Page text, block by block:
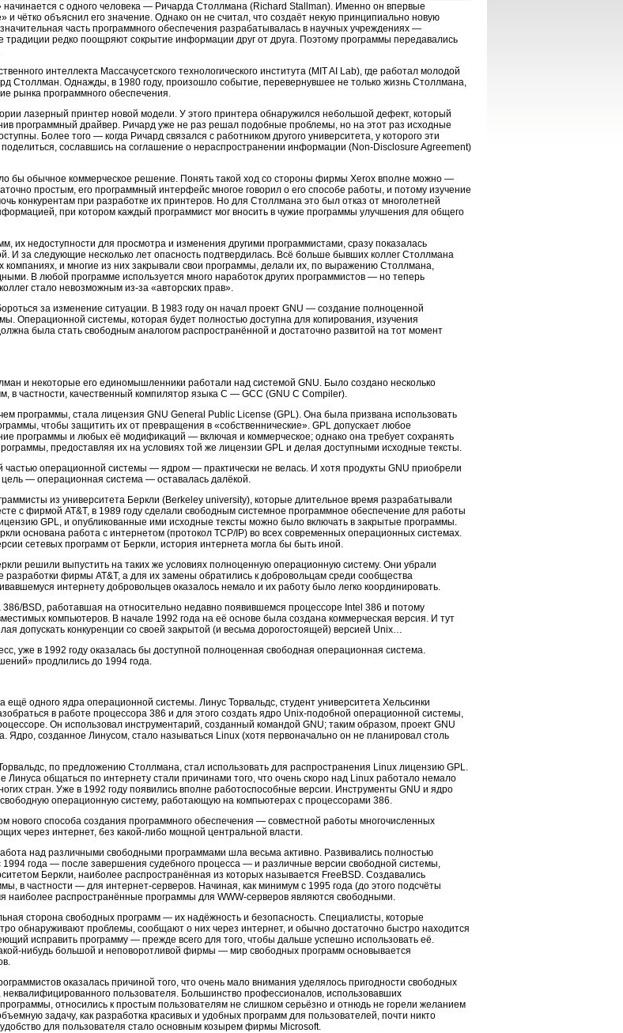
с одного человека — Ричарда Столлмана (Richard Stallman). Именно он впервые
и чётко объяснил его значение. Однако он не считал, что создаёт некую принципиально новую
значительная часть программного обеспечения разрабатывалась в научных учреждениях —
традиции редко поощряют сокрытие информации друг от друга. Поэтому программы передавались
интеллекта Массачусетского технологического института (MIT AI Lab), где работал молодой
Столлман. Однажды, в 1980 году, произошло событие, перевернувшее не только жизнь Столлмана,
рынка программного обеспечения.
лазерный принтер новой модели. У этого принтера обнаружился небольшой дефект, который
программный драйвер. Ричард уже не раз решал подобные проблемы, но на этот раз исходные
Более того — когда Ричард связался с работником другого университета, у которого эти
сославшись на соглашение о нераспространении информации (Non-Disclosure Agreement)
бы обычное коммерческое решение. Понять такой ход со стороны фирмы Xerox вполне можно —
простым, его программный интерфейс многое говорил о его способе работы, и потому изучение
конкурентам при разработке их принтеров. Но для Столлмана это был отказ от многолетней
при котором каждый программист мог вносить в чужие программы улучшения для общего
их недоступности для просмотра и изменения другими программистами, сразу показалась
И за следующие несколько лет опасность подтвердилась. Всё больше бывших коллег Столлмана
компаниях, и многие из них закрывали свои программы, делали их, по выражению Столлмана,
В любой программе используется много наработок других программистов — но теперь
стало невозможным из-за «авторских прав».
за изменение ситуации. В 1983 году он начал проект GNU — создание полноценной
Операционной системы, которая будет полностью доступна для копирования, изучения
была стать свободным аналогом распространённой и достаточно развитой на тот момент
и некоторые его единомышленники работали над системой GNU. Было создано несколько
в частности, качественный компилятор языка C — GCC (GNU C Compiler).
программы, стала лицензия GNU General Public License (GPL). Она была призвана использовать
чтобы защитить их от превращения в «собственнические». GPL допускает любое
программы и любых её модификаций — включая и коммерческое; однако она требует сохранять
предоставляя их на условиях той же лицензии GPL и делая доступными исходные тексты.
частью операционной системы — ядром — практически не велась. И хотя продукты GNU приобрели
цель — операционная система — оставалась далёкой.
из университета Беркли (Berkeley university), которые длительное время разрабатывали
с фирмой AT&T, в 1989 году сделали свободным системное программное обеспечение для работы
GPL, и опубликованные ими исходные тексты можно было включать в закрытые программы.
основана работа с интернетом (протокол TCP/IP) во всех современных операционных системах.
сетевых программ от Беркли, история интернета могла бы быть иной.
решили выпустить на таких же условиях полноценную операционную систему. Они убрали
разработки фирмы AT&T, а для их замены обратились к добровольцам среди сообщества
интернету добровольцев оказалось немало и их работу было легко координировать.
BSD, работавшая на относительно недавно появившемся процессоре Intel 386 и потому
компьютеров. В начале 1992 года на её основе была создана коммерческая версия. И тут
допускать конкуренции со своей закрытой (и весьма дорогостоящей) версией Unix…
уже в 1992 году оказалась бы доступной полноценная свободная операционная система.
продлились до 1994 года.
ещё одного ядра операционной системы. Линус Торвальдс, студент университета Хельсинки
в работе процессора 386 и для этого создать ядро Unix-подобной операционной системы,
Он использовал инструментарий, созданный командой GNU; таким образом, проект GNU
Ядро, созданное Линусом, стало называться Linux (хотя первоначально он не планировал столь
по предложению Столлмана, стал использовать для распространения Linux лицензию GPL.
Линуса общаться по интернету стали причинами того, что очень скоро над Linux работало немало
стран. Уже в 1992 году появились вполне работоспособные версии. Инструменты GNU и ядро
операционную систему, работающую на компьютерах с процессорами 386.
нового способа создания программного обеспечения — совместной работы многочисленных
через интернет, без какой-либо мощной центральной власти.
над различными свободными программами шла весьма активно. Развивались полностью
года — после завершения судебного процесса — и различные версии свободной системы,
Беркли, наиболее распространённая из которых называется FreeBSD. Создавались
в частности — для интернет-серверов. Начиная, как минимум с 1995 года (до этого подсчёты
наиболее распространённые программы для WWW-серверов являются свободными.
сторона свободных программ — их надёжность и безопасность. Специалисты, которые
обнаруживают проблемы, сообщают о них через интернет, и обычно достаточно быстро находится
исправить программу — прежде всего для того, чтобы дальше успешно использовать её.
нибудь большой и неповоротливой фирмы — мир свободных программ основывается
оказалась причиной того, что очень мало внимания уделялось пригодности свободных
пользователя. Большинство профессионалов, использовавших
относились к простым пользователям не слишком серьёзно и отнюдь не горели желанием
задачу, как разработка красивых и удобных программ для пользователей, почти никто
для пользователя стало основным козырем фирмы Microsoft.